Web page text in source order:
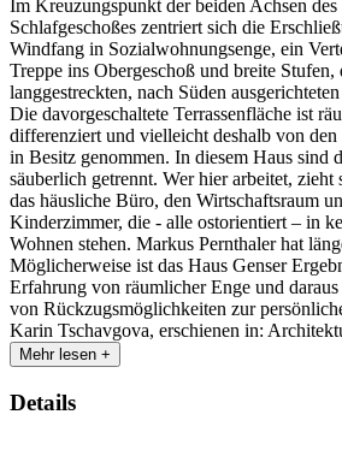
Im Kreuzungspunkt der beiden Achsen
Schlafgeschoßes zentriert sich die
Windfang in Sozialwohnungsenge, ein
Treppe ins Obergeschoß und breite
langgestreckten, nach Süden
Die davorgeschaltete Terrassenfläche ist
differenziert und vielleicht deshalb von
in Besitz genommen. In diesem Haus sind
säuberlich getrennt. Wer hier arbeitet,
das häusliche Büro, den Wirtschaftsraum
Kinderzimmer, die - alle ostorientiert – in
Wohnen stehen. Markus Pernthaler hat
Möglicherweise ist das Haus Genser
Erfahrung von räumlicher Enge und
von Rückzugsmöglichkeiten zur
Karin Tschavgova, erschienen in:
Mehr lesen +
Details